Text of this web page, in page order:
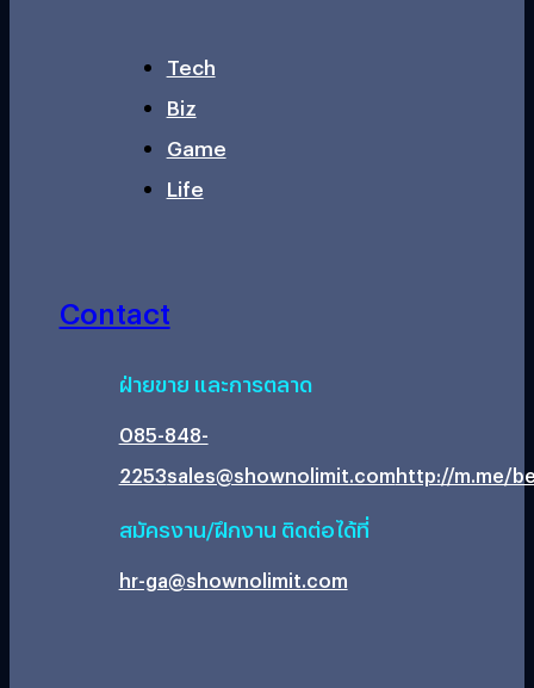
Tech
Biz
Game
Life
Contact
ฝ่ายขาย และการตลาด
085-848-
2253sales@shownolimit.comhttp://m.me/
สมัครงาน/ฝึกงาน ติดต่อได้ที่
hr-ga@shownolimit.com